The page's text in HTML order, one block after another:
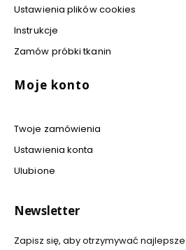
Ustawienia plików cookies
Instrukcje
Zamów próbki tkanin
Moje konto
Twoje zamówienia
Ustawienia konta
Ulubione
Newsletter
Zapisz się, aby otrzymywać